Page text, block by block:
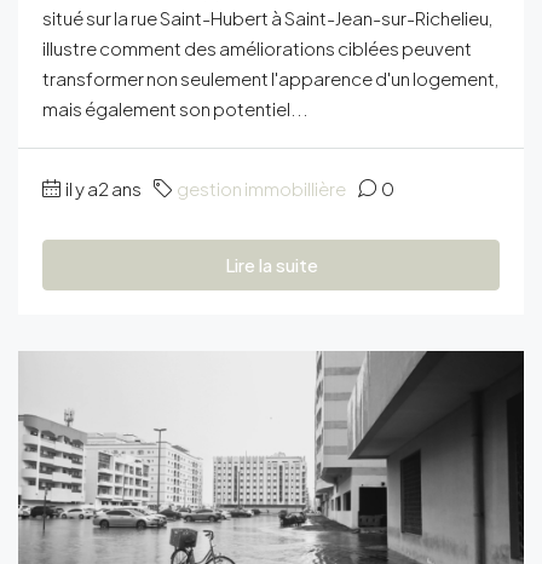
situé sur la rue Saint-Hubert à Saint-Jean-sur-Richelieu,
illustre comment des améliorations ciblées peuvent
transformer non seulement l'apparence d'un logement,
mais également son potentiel...
il y a2 ans gestion immobillière 0
Lire la suite